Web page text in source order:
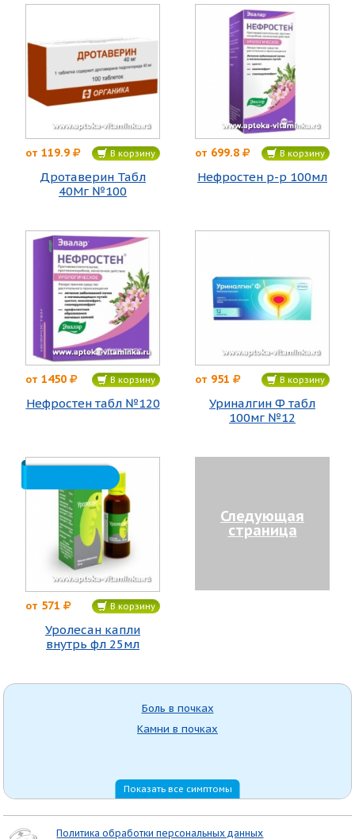
от 119.9 В корзину
Дротаверин Табл
40Мг №100
от 699.8 В корзину
Нефростен р-р 100мл
от 1450 В корзину
Нефростен табл №120
от 951 В корзину
Уриналгин Ф табл
100мг №12
от 571 В корзину
Уролесан капли
внутрь фл 25мл
Следующая
страница
Боль в почках
Камни в почках
Показать все симптомы
Политика обработки персональных данных